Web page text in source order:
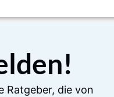
Ratgeber, die von